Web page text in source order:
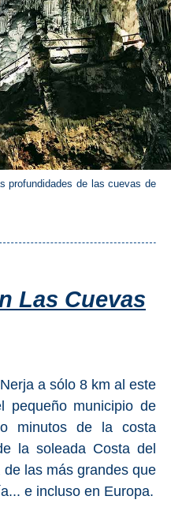
profundidades de las cuevas de
Las Cuevas
a sólo 8 km al este
municipio de
minutos de la costa
la soleada Costa del
las más grandes que
e incluso en Europa.